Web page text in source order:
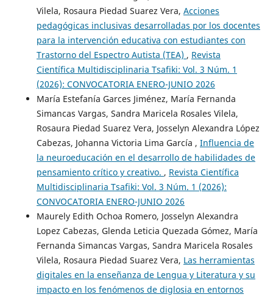
Vilela, Rosaura Piedad Suarez Vera, Acciones
pedagógicas inclusivas desarrolladas por los docentes
para la intervención educativa con estudiantes con
Trastorno del Espectro Autista (TEA) , Revista
Científica Multidisciplinaria Tsafiki: Vol. 3 Núm. 1
(2026): CONVOCATORIA ENERO-JUNIO 2026
María Estefanía Garces Jiménez, María Fernanda
Simancas Vargas, Sandra Maricela Rosales Vilela,
Rosaura Piedad Suarez Vera, Josselyn Alexandra López
Cabezas, Johanna Victoria Lima García , Influencia de
la neuroeducación en el desarrollo de habilidades de
pensamiento crítico y creativo. , Revista Científica
Multidisciplinaria Tsafiki: Vol. 3 Núm. 1 (2026):
CONVOCATORIA ENERO-JUNIO 2026
Maurely Edith Ochoa Romero, Josselyn Alexandra
Lopez Cabezas, Glenda Leticia Quezada Gómez, María
Fernanda Simancas Vargas, Sandra Maricela Rosales
Vilela, Rosaura Piedad Suarez Vera, Las herramientas
digitales en la enseñanza de Lengua y Literatura y su
impacto en los fenómenos de diglosia en entornos